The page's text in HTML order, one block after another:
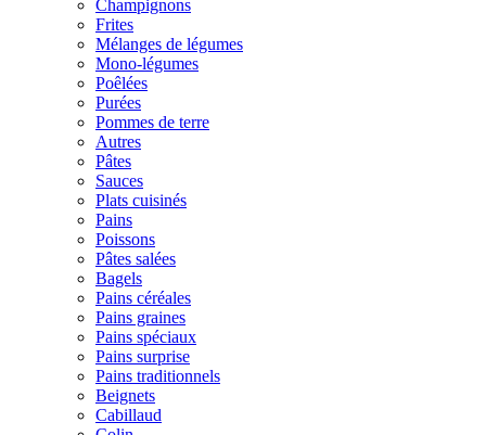
Champignons
Frites
Mélanges de légumes
Mono-légumes
Poêlées
Purées
Pommes de terre
Autres
Pâtes
Sauces
Plats cuisinés
Pains
Poissons
Pâtes salées
Bagels
Pains céréales
Pains graines
Pains spéciaux
Pains surprise
Pains traditionnels
Beignets
Cabillaud